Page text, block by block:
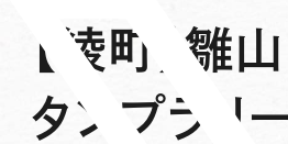
【綾町】雛
タンプラリ